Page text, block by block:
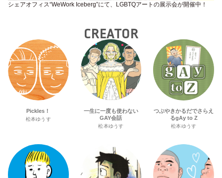
シェアオフィス“WeWork Iceberg”にて、LGBTQアートの展示会が開催中！
CREATOR
Pickles！
松本ゆうす
一生に一度も使わない
GAY会話
松本ゆうす
つぶやきかるだでさらえ
るgAy to Z
松本ゆうす